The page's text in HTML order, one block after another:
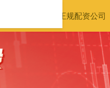
正规配资公司